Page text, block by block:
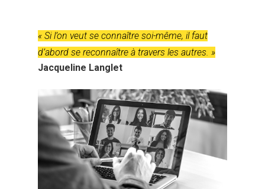
« Si l’on veut se connaître soi-même, il faut
d’abord se reconnaître à travers les autres. »
Jacqueline Langlet